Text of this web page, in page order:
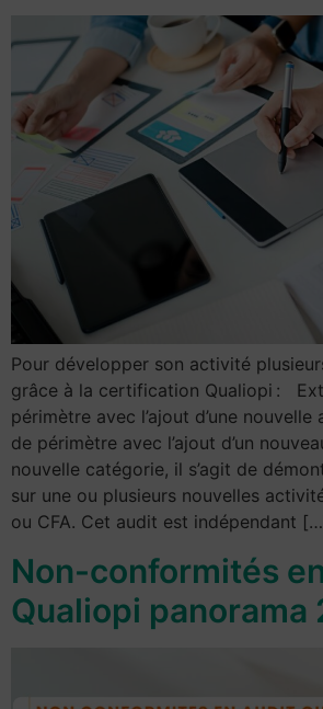
Pour développer son activité
grâce à la certification Qualiopi :
périmètre avec l’ajout d’une
de périmètre avec l’ajout d’un
nouvelle catégorie, il s’agit de
sur une ou plusieurs nouvelles
ou CFA. Cet audit est indépendant
Non-conformités
Qualiopi panorama